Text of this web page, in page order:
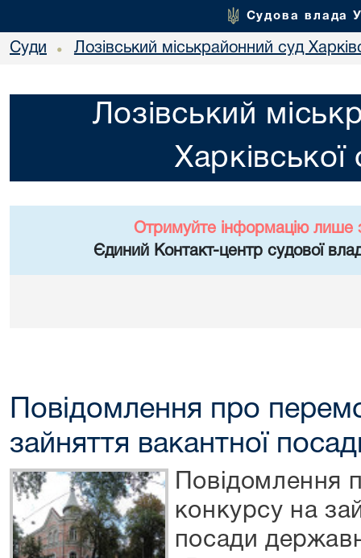
Судова влада
Суди • Лозівський міськрайонний суд
Лозівський
Харківської
Отримуйте інформацію лише
Єдиний Контакт-центр судової
Повідомлення про
зайняття вакантної
Повідомлення
конкурсу на
посади